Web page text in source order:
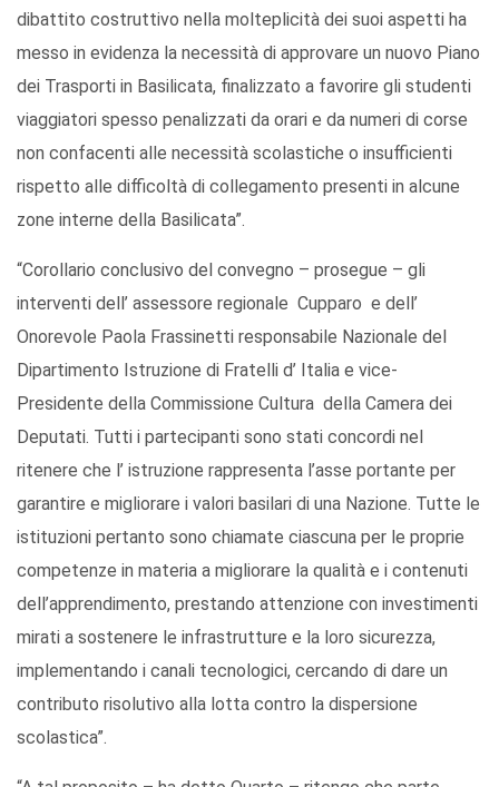
dibattito costruttivo nella molteplicità dei suoi aspetti ha
messo in evidenza la necessità di approvare un nuovo Piano
dei Trasporti in Basilicata, finalizzato a favorire gli studenti
viaggiatori spesso penalizzati da orari e da numeri di corse
non confacenti alle necessità scolastiche o insufficienti
rispetto alle difficoltà di collegamento presenti in alcune
zone interne della Basilicata”.
“Corollario conclusivo del convegno – prosegue – gli
interventi dell’ assessore regionale Cupparo e dell’
Onorevole Paola Frassinetti responsabile Nazionale del
Dipartimento Istruzione di Fratelli d’ Italia e vice-
Presidente della Commissione Cultura della Camera dei
Deputati. Tutti i partecipanti sono stati concordi nel
ritenere che l’ istruzione rappresenta l’asse portante per
garantire e migliorare i valori basilari di una Nazione. Tutte le
istituzioni pertanto sono chiamate ciascuna per le proprie
competenze in materia a migliorare la qualità e i contenuti
dell’apprendimento, prestando attenzione con investimenti
mirati a sostenere le infrastrutture e la loro sicurezza,
implementando i canali tecnologici, cercando di dare un
contributo risolutivo alla lotta contro la dispersione
scolastica”.